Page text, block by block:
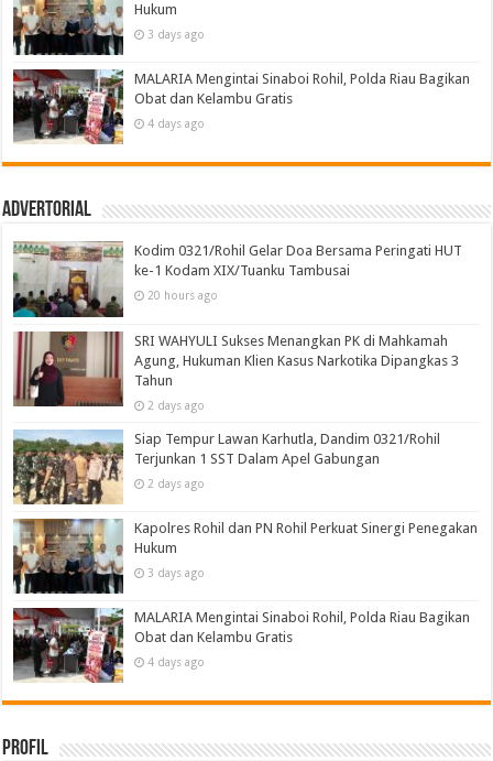
Hukum
3 days ago
MALARIA Mengintai Sinaboi Rohil, Polda Riau Bagikan
Obat dan Kelambu Gratis
4 days ago
Advertorial
Kodim 0321/Rohil Gelar Doa Bersama Peringati HUT
ke-1 Kodam XIX/Tuanku Tambusai
20 hours ago
SRI WAHYULI Sukses Menangkan PK di Mahkamah
Agung, Hukuman Klien Kasus Narkotika Dipangkas 3
Tahun
2 days ago
Siap Tempur Lawan Karhutla, Dandim 0321/Rohil
Terjunkan 1 SST Dalam Apel Gabungan
2 days ago
Kapolres Rohil dan PN Rohil Perkuat Sinergi Penegakan
Hukum
3 days ago
MALARIA Mengintai Sinaboi Rohil, Polda Riau Bagikan
Obat dan Kelambu Gratis
4 days ago
Profil